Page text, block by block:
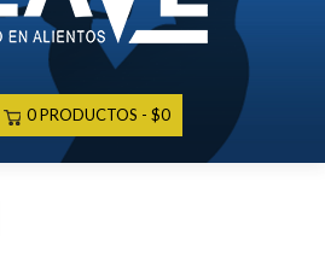
0 PRODUCTOS $0